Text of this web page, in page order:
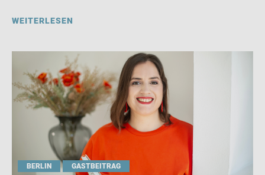
WEITERLESEN
BERLIN GASTBEITRAG